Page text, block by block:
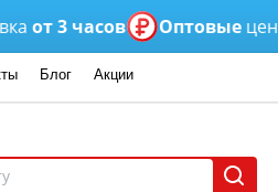
3 часов Оптовыецены
Блог Акции